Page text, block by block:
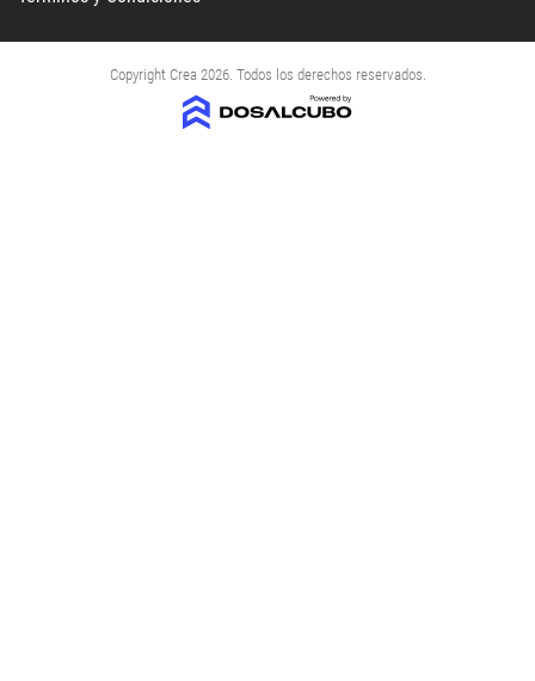
Copyright Crea 2026. Todos los derechos reservados.